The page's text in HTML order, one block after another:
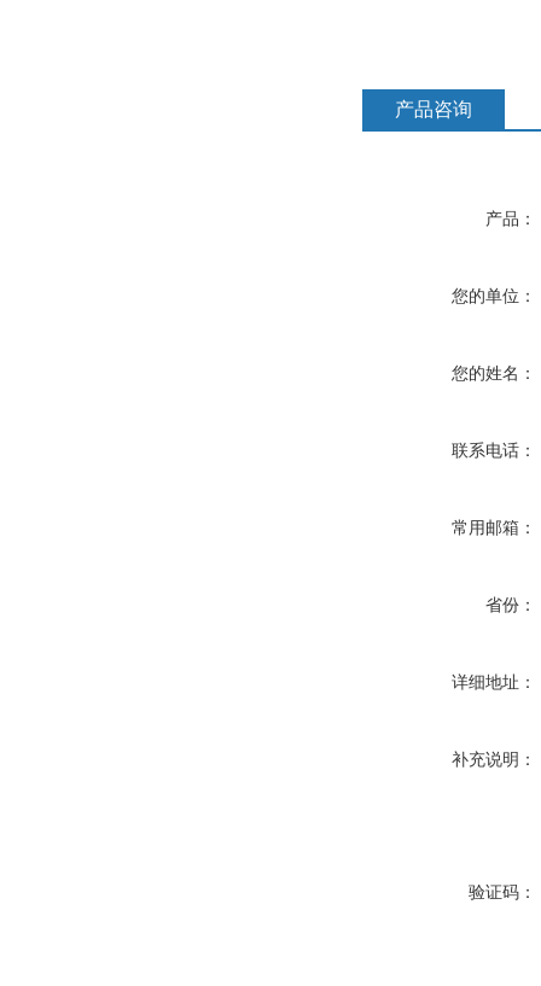
产品咨询
产品：
您的单位：
您的姓名：
联系电话：
常用邮箱：
省份：
详细地址：
补充说明：
验证码：